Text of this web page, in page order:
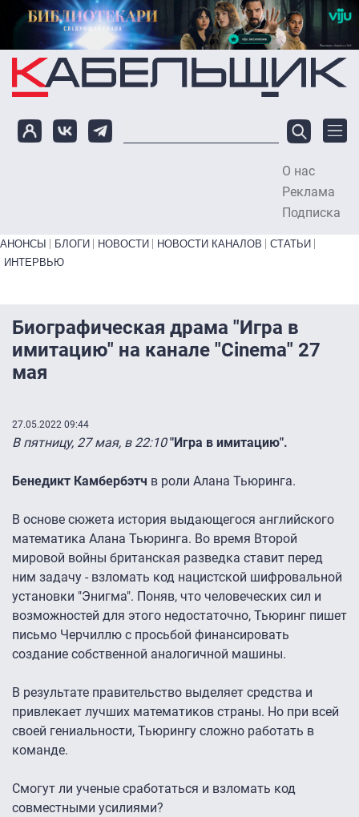
Перейти к основному содержанию
О нас
Реклама
Подписка
Primary links bottom
АНОНСЫ БЛОГИ НОВОСТИ НОВОСТИ КАНАЛОВ
СТАТЬИ
ИНТЕРВЬЮ
Биографическая драма "Игра в
имитацию" на канале "Cinema" 27
мая
27.05.2022 09:44
В пятницу, 27 мая, в 22:10"Игра в имитацию".
Бенедикт Камбербэтч в роли Алана Тьюринга.
В основе сюжета история выдающегося английского
математика Алана Тьюринга. Во время Второй
мировой войны британская разведка ставит перед
ним задачу - взломать код нацистской шифровальной
установки "Энигма". Поняв, что человеческих сил и
возможностей для этого недостаточно, Тьюринг пишет
письмо Черчиллю с просьбой финансировать
создание собственной аналогичной машины.
В результате правительство выделяет средства и
привлекает лучших математиков страны. Но при всей
своей гениальности, Тьюрингу сложно работать в
команде.
Смогут ли ученые сработаться и взломать код
совместными усилиями?